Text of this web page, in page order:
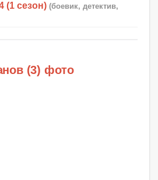
(1 сезон) (боевик, детектив,
(3) фото